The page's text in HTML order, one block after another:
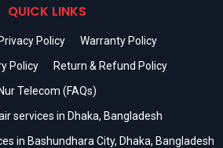
QUICK LINKS
Privacy Policy
Warranty Policy
Policy
Return & Refund Policy
Nur Telecom (FAQs)
services in Dhaka, Bangladesh
in Bashundhara City, Dhaka, Bangladesh